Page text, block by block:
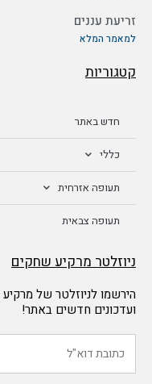
זריעת עננים
למאמר המלא
קטגוריות
חדש באתר
כללי
תעופה אזרחית
תעופה צבאית
ניוזלטר מרקיע שחקים
הירשמו לניוזלטר של
ועדכונים חדשים באתר!